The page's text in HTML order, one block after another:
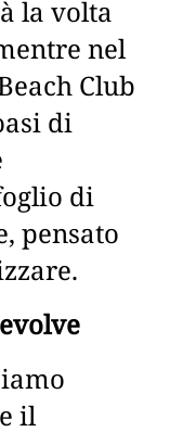
la volta
nel
Club
di
di
pensato
il